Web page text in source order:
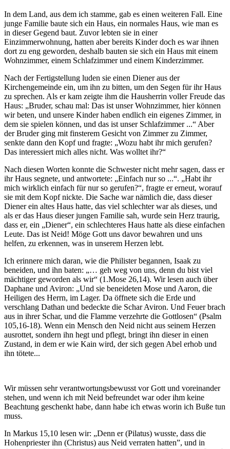
In dem Land, aus dem ich stamme, gab es einen weiteren Fall. Eine
junge Familie baute sich ein Haus, ein normales Haus, wie man es
in dieser Gegend baut. Zuvor lebten sie in einer
Einzimmerwohnung, hatten aber bereits Kinder doch es war ihnen
dort zu eng geworden, deshalb bauten sie sich ein Haus mit einem
Wohnzimmer, einem Schlafzimmer und einem Kinderzimmer.
Nach der Fertigstellung luden sie einen Diener aus der
Kirchengemeinde ein, um ihn zu bitten, um den Segen für ihr Haus
zu sprechen. Als er kam zeigte ihm die Hausherrin voller Freude das
Haus: „Bruder, schau mal: Das ist unser Wohnzimmer, hier können
wir beten, und unsere Kinder haben endlich ein eigenes Zimmer, in
dem sie spielen können, und das ist unser Schlafzimmer ...“ Aber
der Bruder ging mit finsterem Gesicht von Zimmer zu Zimmer,
senkte dann den Kopf und fragte: „Wozu habt ihr mich gerufen?
Das interessiert mich alles nicht. Was wolltet ihr?“
Nach diesen Worten konnte die Schwester nicht mehr sagen, dass er
ihr Haus segnete, und antwortete: „Einfach nur so ...“. „Habt ihr
mich wirklich einfach für nur so gerufen?“, fragte er erneut, worauf
sie mit dem Kopf nickte. Die Sache war nämlich die, dass dieser
Diener ein altes Haus hatte, das viel schlechter war als dieses, und
als er das Haus dieser jungen Familie sah, wurde sein Herz traurig,
dass er, ein „Diener“, ein schlechteres Haus hatte als diese einfachen
Leute. Das ist Neid! Möge Gott uns davor bewahren und uns
helfen, zu erkennen, was in unserem Herzen lebt.
Ich erinnere mich daran, wie die Philister begannen, Isaak zu
beneiden, und ihn baten: „… geh weg von uns, denn du bist viel
mächtiger geworden als wir“ (1.Mose 26,14). Wir lesen auch über
Daphane und Aviron: „Und sie beneideten Mose und Aaron, die
Heiligen des Herrn, im Lager. Da öffnete sich die Erde und
verschlang Dathan und bedeckte die Schar Aviron. Und Feuer brach
aus in ihrer Schar, und die Flamme verzehrte die Gottlosen“ (Psalm
105,16-18). Wenn ein Mensch den Neid nicht aus seinem Herzen
ausrottet, sondern ihn hegt und pflegt, bringt ihn dieser in einen
Zustand, in dem er wie Kain wird, der sich gegen Abel erhob und
ihn tötete...
Wir müssen sehr verantwortungsbewusst vor Gott und voreinander
stehen, und wenn ich mit Neid befreundet war oder ihm keine
Beachtung geschenkt habe, dann habe ich etwas worin ich Buße tun
muss.
In Markus 15,10 lesen wir: „Denn er (Pilatus) wusste, dass die
Hohenpriester ihn (Christus) aus Neid verraten hatten”, und in